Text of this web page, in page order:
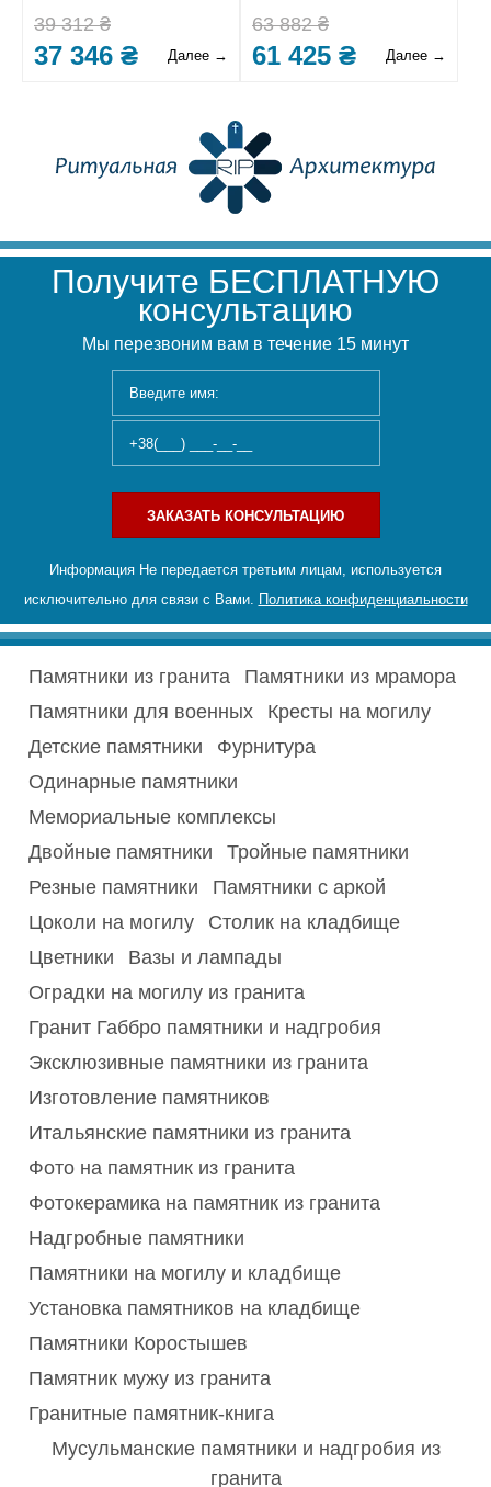
39 312 ₴
37 346 ₴ Далее →
63 882 ₴
61 425 ₴ Далее →
Получите БЕСПЛАТНУЮ
консультацию
Мы перезвоним вам в течение 15 минут
ЗАКАЗАТЬ КОНСУЛЬТАЦИЮ
Информация Не передается третьим лицам, используется
исключительно для связи с Вами. Политика конфиденциальности
Памятники из гранита
Памятники из мрамора
Памятники для военных
Кресты на могилу
Детские памятники
Фурнитура
Одинарные памятники
Мемориальные комплексы
Двойные памятники
Тройные памятники
Резные памятники
Памятники с аркой
Цоколи на могилу
Столик на кладбище
Цветники
Вазы и лампады
Оградки на могилу из гранита
Гранит Габбро памятники и надгробия
Эксклюзивные памятники из гранита
Изготовление памятников
Итальянские памятники из гранита
Фото на памятник из гранита
Фотокерамика на памятник из гранита
Надгробные памятники
Памятники на могилу и кладбище
Установка памятников на кладбище
Памятники Коростышев
Памятник мужу из гранита
Гранитные памятник-книга
Мусульманские памятники и надгробия из
гранита